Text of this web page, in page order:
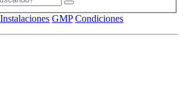
Instalaciones GMP Condiciones